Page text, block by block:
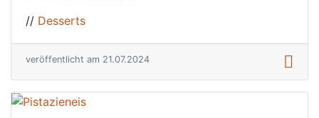
// Desserts
veröffentlicht am 21.07.2024